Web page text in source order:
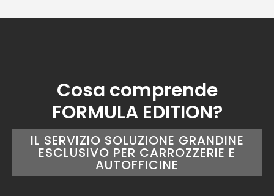
Cosa comprende
FORMULA EDITION?
IL SERVIZIO SOLUZIONE GRANDINE
ESCLUSIVO PER CARROZZERIE E
AUTOFFICINE